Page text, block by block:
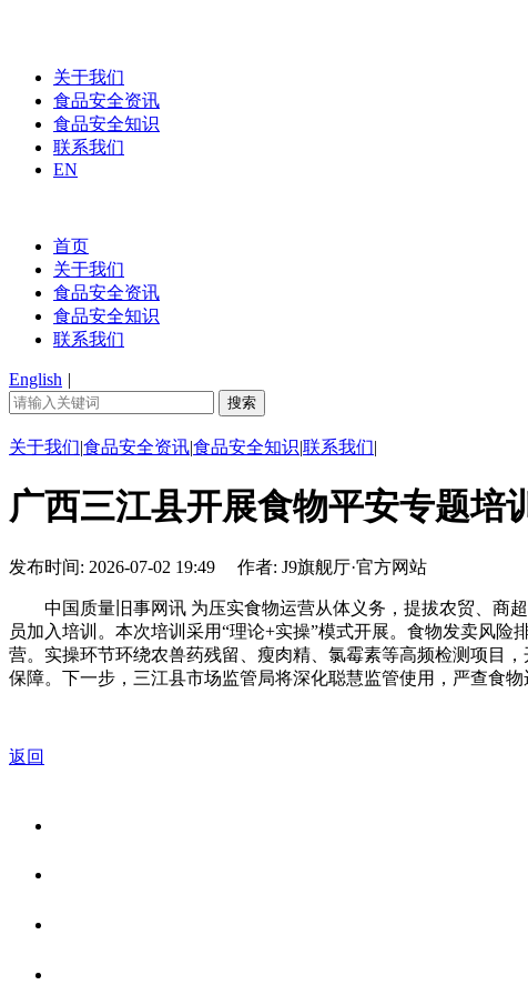
关于我们
食品安全资讯
食品安全知识
联系我们
EN
首页
关于我们
食品安全资讯
食品安全知识
联系我们
English |
关于我们|食品安全资讯|食品安全知识|联系我们|
广西三江县开展食物平安专题培
发布时间: 2026-07-02 19:49 作者: J9旗舰厅·官方网站
中国质量旧事网讯 为压实食物运营从体义务，提拔农贸、商超
员加入培训。本次培训采用“理论+实操”模式开展。食物发卖风
营。实操环节环绕农兽药残留、瘦肉精、氯霉素等高频检测项目
保障。下一步，三江县市场监管局将深化聪慧监管使用，严查食
返回